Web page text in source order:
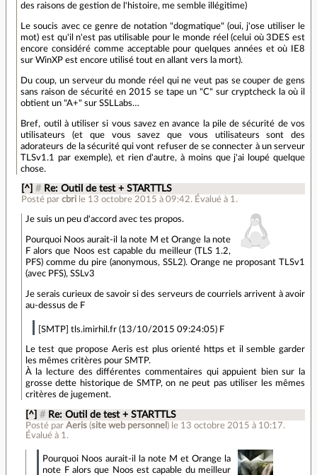
des raisons de gestion de l'histoire, me semble illégitime)
Le soucis avec ce genre de notation "dogmatique" (oui, j'ose utiliser le
mot) est qu'il n'est pas utilisable pour le monde réel (celui où 3DES est
encore considéré comme acceptable pour quelques années et où IE8
sur WinXP est encore utilisé tout en allant vers la mort).
Du coup, un serveur du monde réel qui ne veut pas se couper de gens
sans raison de sécurité en 2015 se tape un "C" sur cryptcheck la où il
obtient un "A+" sur SSLLabs…
Bref, outil à utiliser si vous savez en avance la pile de sécurité de vos
utilisateurs (et que vous savez que vous utilisateurs sont des
adorateurs de la sécurité qui vont refuser de se connecter à un serveur
TLSv1.1 par exemple), et rien d'autre, à moins que j'ai loupé quelque
chose.
[^] # Re: Outil de test + STARTTLS
Posté par cbri le 13 octobre 2015 à 09:42. Évalué à 1 .
Je suis un peu d'accord avec tes propos.
Pourquoi Noos aurait-il la note M et Orange la note
F alors que Noos est capable du meilleur (TLS 1.2,
PFS) comme du pire (anonymous, SSL2). Orange ne proposant TLSv1
(avec PFS), SSLv3
Je serais curieux de savoir si des serveurs de courriels arrivent à avoir
au-dessus de F
[SMTP] tls.imirhil.fr (13/10/2015 09:24:05) F
Le test que propose Aeris est plus orienté https et il semble garder
les mêmes critères pour SMTP.
À la lecture des différentes commentaires qui appuient bien sur la
grosse dette historique de SMTP, on ne peut pas utiliser les mêmes
critères de jugement.
[^] # Re: Outil de test + STARTTLS
Posté parAeris (site web personnel ) le 13 octobre 2015 à 10:17.
Évalué à 1 .
Pourquoi Noos aurait-il la note M et Orange la
note F alors que Noos est capable du meilleur